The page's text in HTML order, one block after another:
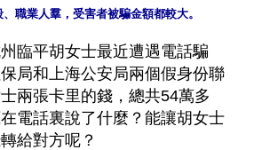
州臨平胡女士最近遭遇電話騙
局和上海公安局兩個假身份聯
兩張卡里的錢，總共54萬多
電話裏說了什麼？能讓胡女士
給對方呢？